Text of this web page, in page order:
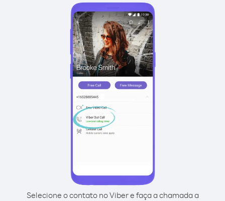
Selecione o contato no Viber e faça a chamada a